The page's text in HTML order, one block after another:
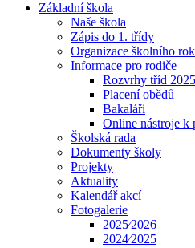
Základní škola
Naše škola
Zápis do 1. třídy
Organizace školního
Informace pro rodiče
Rozvrhy tříd
Placení obědů
Bakaláři
Online nástroje k
Školská rada
Dokumenty školy
Projekty
Aktuality
Kalendář akcí
Fotogalerie
2025⁄2026
2024⁄2025